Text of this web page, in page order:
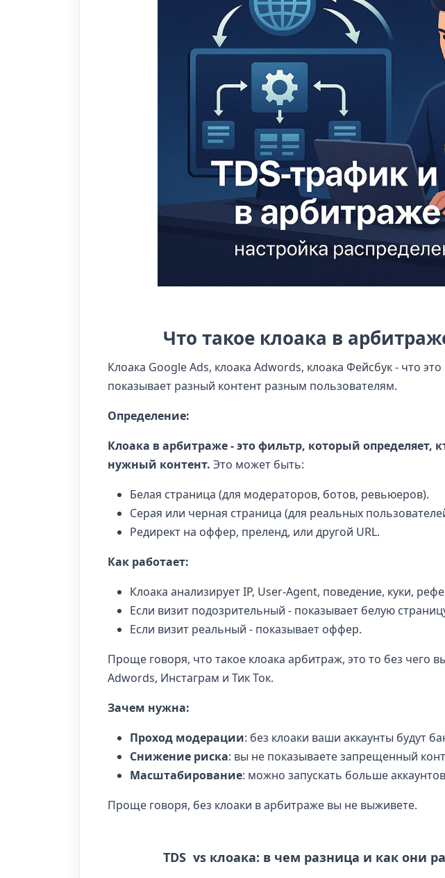
Что такое клоака в
Клоака Google Ads, клоака Adwords, клоака Фейсбук - что
показывает разный контент разным пользователям.
Определение:
Клоака в арбитраже - это фильтр, который определяет,
нужный контент. Это может быть:
Белая страница (для модераторов, ботов, ревьюеров).
Серая или черная страница (для реальных
Редирект на оффер, преленд, или другой URL.
Как работает:
Клоака анализирует IP, User-Agent, поведение, куки,
Если визит подозрительный - показывает белую
Если визит реальный - показывает оффер.
Проще говоря, что такое клоака арбитраж, это то без чего
Adwords, Инстаграм и Тик Ток.
Зачем нужна:
Проход модерации: без клоаки ваши аккаунты будут
Снижение риска: вы не показываете запрещенный
Масштабирование: можно запускать больше
Проще говоря, без клоаки в арбитраже вы не выживете.
TDS vs клоака: в чем разница и как они